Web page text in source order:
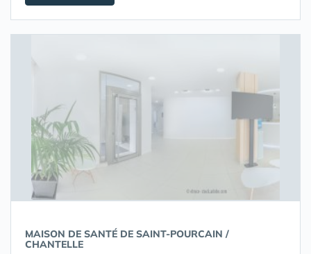
MAISON DE SANTÉ DE SAINT-POURCAIN /
CHANTELLE